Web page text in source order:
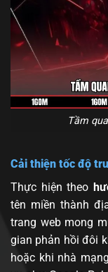
Tầm
Cải thiện tốc độ
Thực hiện theo
tên miền thành
trang web mong
gian phản hồi đôi
hoặc khi nhà